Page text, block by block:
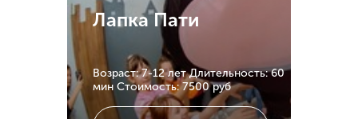
Лапка Пати
Возраст: 7-12 летДлительность: 60
мин Стоимость: 7500 руб